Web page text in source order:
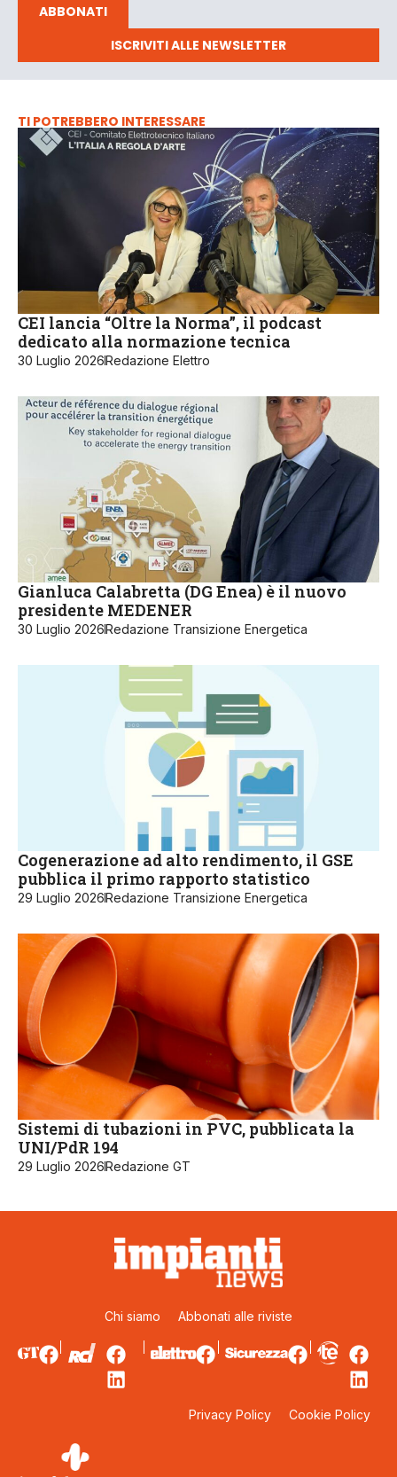
ABBONATI
ISCRIVITI ALLE NEWSLETTER
TI POTREBBERO INTERESSARE
CEI lancia “Oltre la Norma”, il podcast
dedicato alla normazione tecnica
30 Luglio 2026Redazione Elettro
Gianluca Calabretta (DG Enea) è il nuovo
presidente MEDENER
30 Luglio 2026Redazione Transizione Energetica
Cogenerazione ad alto rendimento, il GSE
pubblica il primo rapporto statistico
29 Luglio 2026Redazione Transizione Energetica
Sistemi di tubazioni in PVC, pubblicata la
UNI/PdR 194
29 Luglio 2026Redazione GT
Chi siamo Abbonati alle riviste
Privacy Policy Cookie Policy